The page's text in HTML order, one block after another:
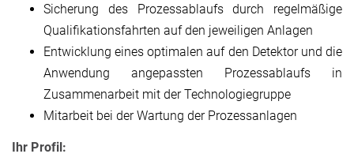
Sicherung des Prozessablaufs durch regelmäßige
Qualifikationsfahrten auf den jeweiligen Anlagen
Entwicklung eines optimalen auf den Detektor und die
Anwendung angepassten Prozessablaufs in
Zusammenarbeit mit der Technologiegruppe
Mitarbeit bei der Wartung der Prozessanlagen
Ihr Profil: